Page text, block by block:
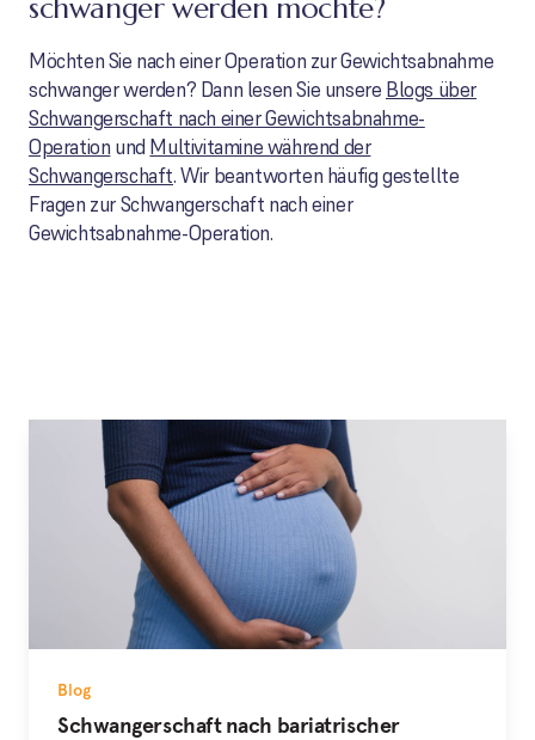
schwanger werden möchte?
Möchten Sie nach einer Operation zur Gewichtsabnahme
schwanger werden? Dann lesen Sie unsere Blogs über
Schwangerschaft nach einer Gewichtsabnahme-
Operation und Multivitamine während der
Schwangerschaft. Wir beantworten häufig gestellte
Fragen zur Schwangerschaft nach einer
Gewichtsabnahme-Operation.
Blog
Schwangerschaft nach bariatrischer